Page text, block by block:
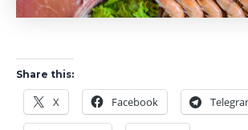
Share this:
X Facebook